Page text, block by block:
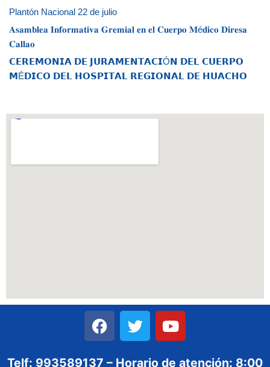
Plantón Nacional 22 de julio
𝐀𝐬𝐚𝐦𝐛𝐥𝐞𝐚 𝐈𝐧𝐟𝐨𝐫𝐦𝐚𝐭𝐢𝐯𝐚 𝐆𝐫𝐞𝐦𝐢𝐚𝐥 𝐞𝐧 𝐞𝐥 𝐂𝐮𝐞𝐫𝐩𝐨 𝐌é𝐝𝐢𝐜𝐨 𝐃𝐢𝐫𝐞𝐬𝐚
𝐂𝐚𝐥𝐥𝐚𝐨
𝗖𝗘𝗥𝗘𝗠𝗢𝗡𝗜𝗔 𝗗𝗘 𝗝𝗨𝗥𝗔𝗠𝗘𝗡𝗧𝗔𝗖𝗜Ó𝗡 𝗗𝗘𝗟 𝗖𝗨𝗘𝗥𝗣𝗢
𝗠É𝗗𝗜𝗖𝗢 𝗗𝗘𝗟 𝗛𝗢𝗦𝗣𝗜𝗧𝗔𝗟 𝗥𝗘𝗚𝗜𝗢𝗡𝗔𝗟 𝗗𝗘 𝗛𝗨𝗔𝗖𝗛𝗢
Telf: 993589137 – Horario de atención: 8:00